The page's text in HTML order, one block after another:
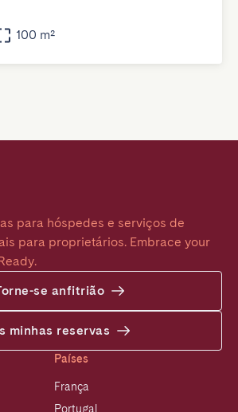
100 m²
para hóspedes e serviços de
para proprietários. Embrace your
se anfitrião
minhas reservas
Países
França
Portugal